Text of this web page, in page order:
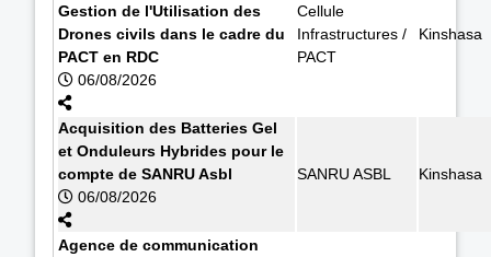
Gestion de l'Utilisation des
Drones civils dans le cadre du
PACT en RDC
06/08/2026
Cellule
Infrastructures /
PACT
Kinshasa
Acquisition des Batteries Gel
et Onduleurs Hybrides pour le
compte de SANRU Asbl
06/08/2026
SANRU ASBL Kinshasa
Agence de communication